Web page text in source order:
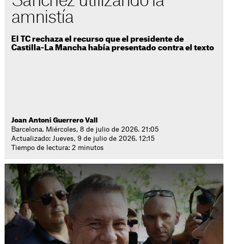
amnistía
El TC rechaza el recurso que el presidente de
Castilla-La Mancha había presentado contra el texto
Joan Antoni Guerrero Vall
Barcelona. Miércoles, 8 de julio de 2026. 21:05
Actualizado: Jueves, 9 de julio de 2026. 12:15
Tiempo de lectura: 2 minutos